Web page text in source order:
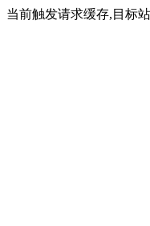
当前触发请求缓存,目标